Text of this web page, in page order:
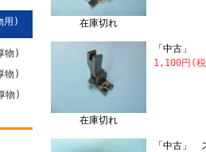
用)
物)
物)
物)
在庫切れ
在庫切れ
「中古」
1,100円(
「中古」